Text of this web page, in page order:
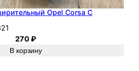
Opel Corsa C
270₽
В корзину